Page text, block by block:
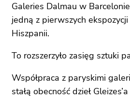
Galeries Dalmau w
jedną z pierwszych
Hiszpanii.
To rozszerzyło zasięg sztuki
Współpraca z paryskimi
stałą obecność dzieł